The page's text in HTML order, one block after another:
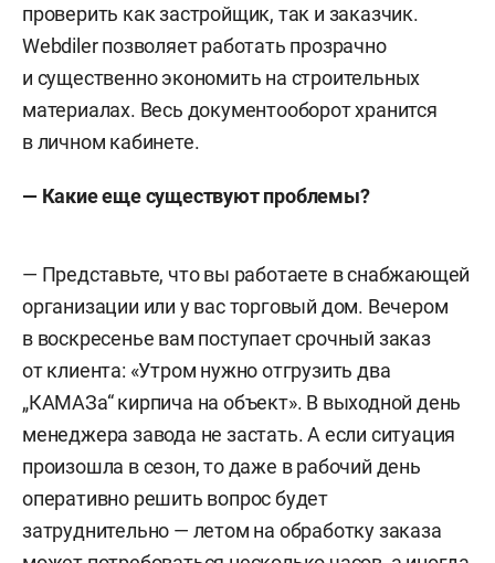
проверить как застройщик, так и заказчик.
Webdiler позволяет работать прозрачно
и существенно экономить на строительных
материалах. Весь документооборот хранится
в личном кабинете.
— Какие еще существуют проблемы?
— Представьте, что вы работаете в снабжающей
организации или у вас торговый дом. Вечером
в воскресенье вам поступает срочный заказ
от клиента: «Утром нужно отгрузить два
„КАМАЗа“ кирпича на объект». В выходной день
менеджера завода не застать. А если ситуация
произошла в сезон, то даже в рабочий день
оперативно решить вопрос будет
затруднительно — летом на обработку заказа